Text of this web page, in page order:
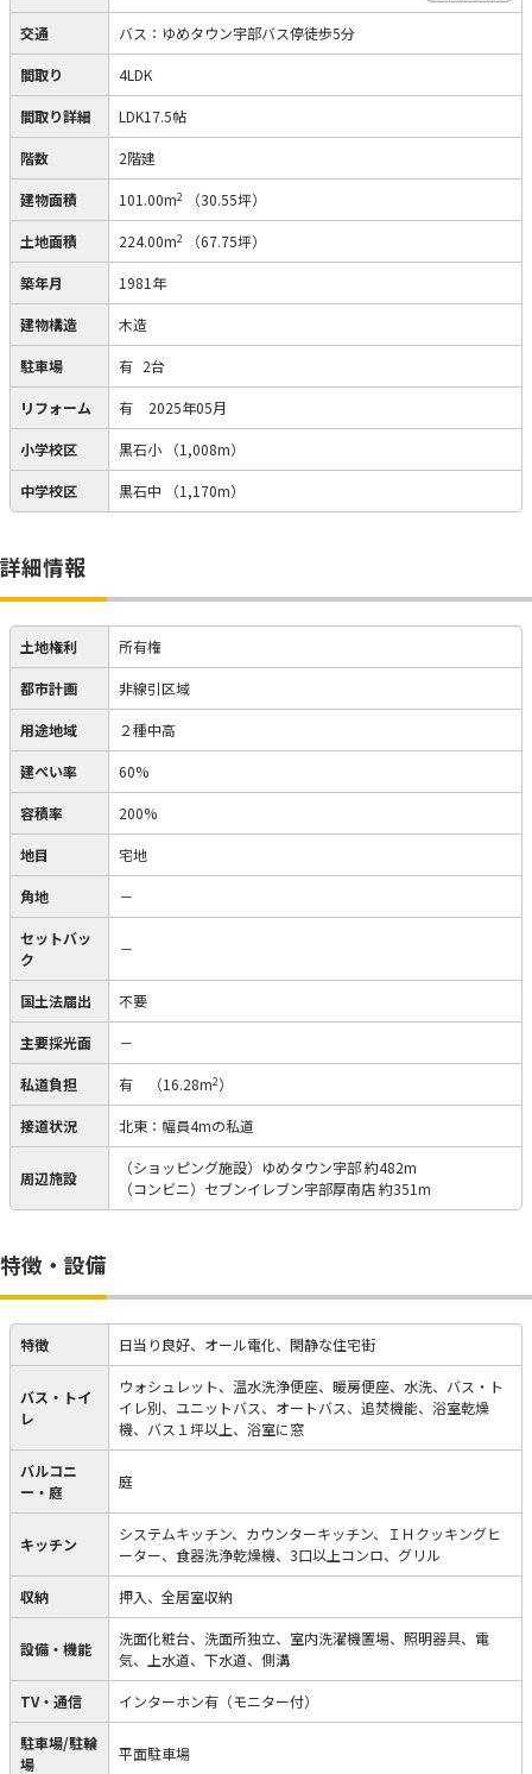
交通 バス：ゆめタウン宇部バス停徒歩5分
間取り 4LDK
間取り詳細 LDK17.5帖
階数 2階建
建物面積 101.00m2 （30.55坪）
土地面積 224.00m2 （67.75坪）
築年月 1981年
建物構造 木造
駐車場 有 2台
リフォーム 有 2025年05月
小学校区 黒石小 （1,008m）
中学校区 黒石中 （1,170m）
詳細情報
土地権利 所有権
都市計画 非線引区域
用途地域 ２種中高
建ぺい率 60%
容積率 200%
地目 宅地
角地 －
セットバッ
ク
－
国土法届出 不要
主要採光面 －
私道負担 有 （16.28m2）
接道状況 北東：幅員4mの私道
周辺施設
（ショッピング施設）ゆめタウン宇部 約482m
（コンビニ）セブンイレブン宇部厚南店 約351m
特徴・設備
特徴 日当り良好、オール電化、閑静な住宅街
バス・トイ
レ
ウォシュレット、温水洗浄便座、暖房便座、水洗、バス・ト
イレ別、ユニットバス、オートバス、追焚機能、浴室乾燥
機、バス１坪以上、浴室に窓
バルコニ
ー・庭
庭
キッチン
システムキッチン、カウンターキッチン、ＩＨクッキングヒ
ーター、食器洗浄乾燥機、3口以上コンロ、グリル
収納 押入、全居室収納
設備・機能
洗面化粧台、洗面所独立、室内洗濯機置場、照明器具、電
気、上水道、下水道、側溝
TV・通信 インターホン有（モニター付）
駐車場/駐輪
場
平面駐車場